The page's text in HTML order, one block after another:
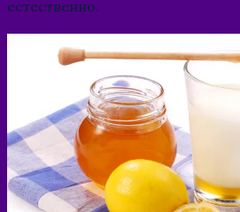
естественно.